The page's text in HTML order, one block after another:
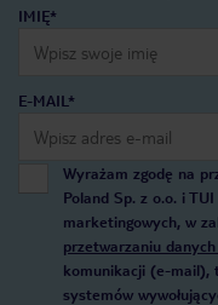
IMIĘ*
E-MAIL*
Wyrażam zgodę na
Poland Sp. z o.o. i
marketingowych, w
przetwarzaniu
komunikacji (e-mail),
systemów